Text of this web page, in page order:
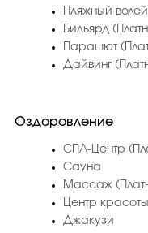
Пляжный
Бильярд
Парашют
Дайвинг
Оздоровление
СПА-Центр
Сауна
Массаж
Центр
Джакузи